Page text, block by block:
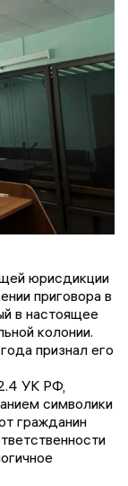
юрисдикции
приговора в
в настоящее
колонии.
признал его
УК РФ,
символики
гражданин